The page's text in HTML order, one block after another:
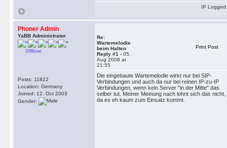
IP Logged
Phoner Admin
YaBB Administrator
Offline
Posts: 11822
Location: Germany
Joined: 12. Oct 2003
Gender:
Re:
Wartemelodie
beim Halten
Reply #1 - 05.
Aug 2008 at
21:55
Print Post
Die eingebaute Wartemelodie wirkt nur bei SIP-
Verbindungen und auch da nur bei reinen IP-zu-IP
Verbindungen, wenn kein Server "in der Mitte" das
selber tut. Meiner Meinung nach lohnt sich das nicht,
da es eh kaum zum Einsatz kommt.